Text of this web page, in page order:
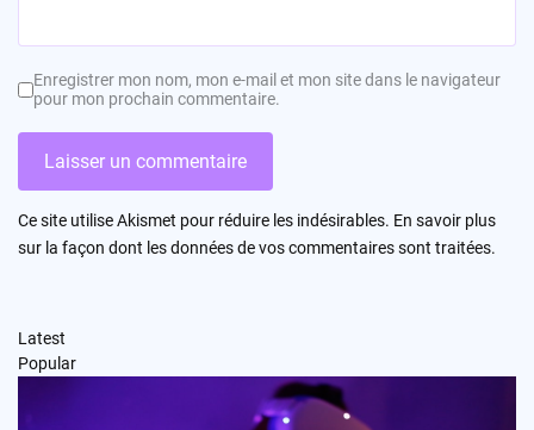
Enregistrer mon nom, mon e-mail et mon site dans le navigateur
pour mon prochain commentaire.
Ce site utilise Akismet pour réduire les indésirables. En savoir plus
sur la façon dont les données de vos commentaires sont traitées.
Latest
Popular